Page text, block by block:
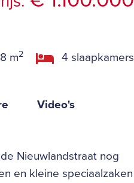
m2 4 slaapkamers
Video's
Nieuwlandstraat nog
en kleine speciaalzaken